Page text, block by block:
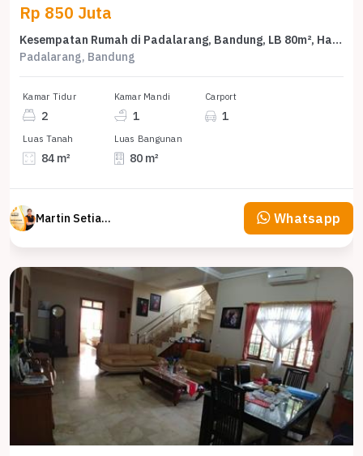
Rp 850 Juta
Kesempatan Rumah di Padalarang, Bandung, LB 80m², Harga 850 Juta
Padalarang, Bandung
Kamar Tidur
2
Kamar Mandi
1
Carport
1
Luas Tanah
84 m²
Luas Bangunan
80 m²
Martin Setiawan Tjandra Whatsapp